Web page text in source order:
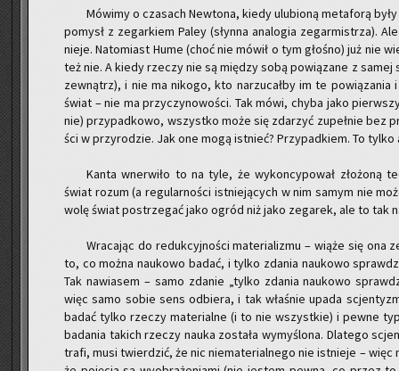
Mó­wi­my o cza­sach New­to­na, kiedy ulu­bio­ną me­ta­fo­rą
po­mysł z ze­gar­kiem Paley (słyn­na ana­lo­gia ze­gar­mi­strza).
nie­je. Na­to­miast Hume (choć nie mówił o tym gło­śno) już nie
też nie. A kiedy rze­czy nie są mię­dzy sobą po­wią­za­ne z
ze­wnątrz), i nie ma ni­ko­go, kto na­rzu­cał­by im te
świat – nie ma przy­czy­no­wo­ści. Tak mówi, chyba jako
nie) przy­pad­ko­wo, wszyst­ko może się zda­rzyć zu­peł­nie
ści w przy­ro­dzie. Jak one mogą ist­nieć? Przy­pad­kiem. To
Kanta wner­wi­ło to na tyle, że wy­kon­cy­po­wał zło­żo­ną
świat rozum (a re­gu­lar­no­ści ist­nie­ją­cych w nim samym nie
wolę świat po­strze­gać jako ogród niż jako ze­ga­rek, ale to tak
Wra­ca­jąc do re­duk­cyj­no­ści ma­te­ria­li­zmu – wiąże się
to, co można na­uko­wo badać, i tylko zda­nia na­uko­wo
Tak na­wia­sem – samo zda­nie „tylko zda­nia na­uko­wo
więc samo sobie sens od­bie­ra, i tak wła­śnie upada
badać tylko rze­czy ma­te­rial­ne (i to nie wszyst­kie) i pewne
ba­da­nia ta­kich rze­czy nauka zo­sta­ła wy­my­ślo­na. Dla­te­go
tra­fi, musi twier­dzić, że nic nie­ma­te­rial­ne­go nie ist­nie­je –